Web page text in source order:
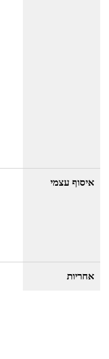
איסוף עצמי
אחריות